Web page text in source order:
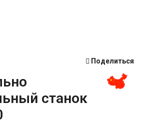
Поделиться
станок